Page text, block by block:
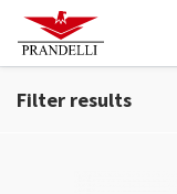
Filter results